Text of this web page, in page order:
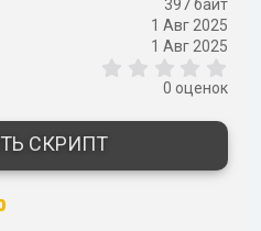
397 байт
1 Авг 2025
1 Авг 2025
,
з
в
0 оценок
СКРИПТ